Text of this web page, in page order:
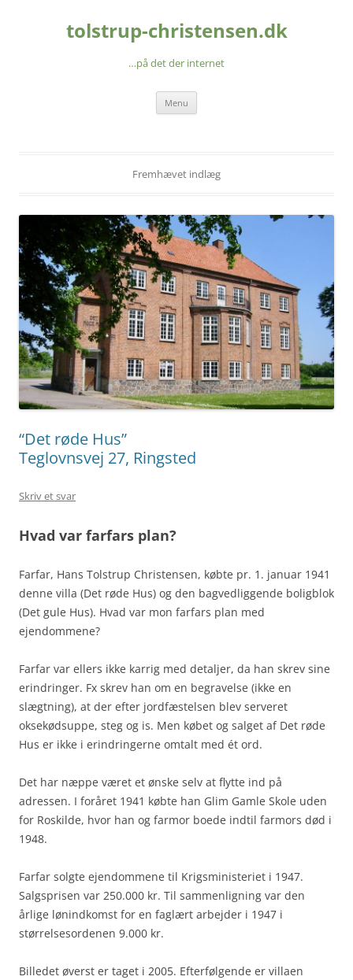
tolstrup-christensen.dk
…på det der internet
Menu
Fremhævet indlæg
“Det røde Hus”
Teglovnsvej 27, Ringsted
Skriv et svar
Hvad var farfars plan?
Farfar, Hans Tolstrup Christensen, købte pr. 1. januar 1941
denne villa (Det røde Hus) og den bagvedliggende boligblok
(Det gule Hus). Hvad var mon farfars plan med
ejendommene?
Farfar var ellers ikke karrig med detaljer, da han skrev sine
erindringer. Fx skrev han om en begravelse (ikke en
slægtning), at der efter jordfæstelsen blev serveret
oksekødsuppe, steg og is. Men købet og salget af Det røde
Hus er ikke i erindringerne omtalt med ét ord.
Det har næppe været et ønske selv at flytte ind på
adressen. I foråret 1941 købte han Glim Gamle Skole uden
for Roskilde, hvor han og farmor boede indtil farmors død i
1948.
Farfar solgte ejendommene til Krigsministeriet i 1947.
Salgsprisen var 250.000 kr. Til sammenligning var den
årlige lønindkomst for en faglært arbejder i 1947 i
størrelsesordenen 9.000 kr.
Billedet øverst er taget i 2005. Efterfølgende er villaen